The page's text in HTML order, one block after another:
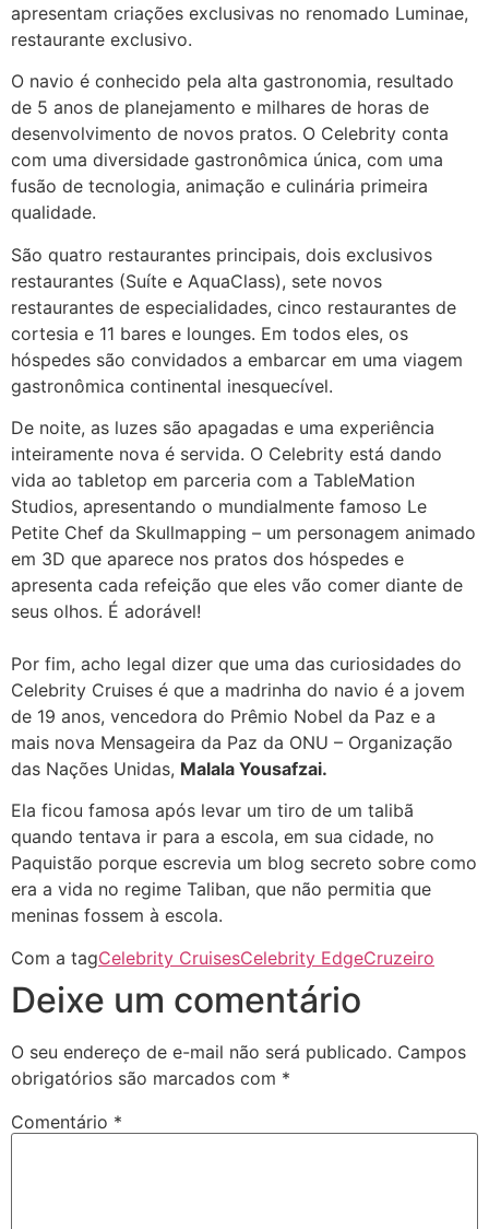
apresentam criações exclusivas no renomado Luminae,
restaurante exclusivo.
O navio é conhecido pela alta gastronomia, resultado
de 5 anos de planejamento e milhares de horas de
desenvolvimento de novos pratos. O Celebrity conta
com uma diversidade gastronômica única, com uma
fusão de tecnologia, animação e culinária primeira
qualidade.
São quatro restaurantes principais, dois exclusivos
restaurantes (Suíte e AquaClass), sete novos
restaurantes de especialidades, cinco restaurantes de
cortesia e 11 bares e lounges. Em todos eles, os
hóspedes são convidados a embarcar em uma viagem
gastronômica continental inesquecível.
De noite, as luzes são apagadas e uma experiência
inteiramente nova é servida. O Celebrity está dando
vida ao tabletop em parceria com a TableMation
Studios, apresentando o mundialmente famoso Le
Petite Chef da Skullmapping – um personagem animado
em 3D que aparece nos pratos dos hóspedes e
apresenta cada refeição que eles vão comer diante de
seus olhos. É adorável!
Por fim, acho legal dizer que uma das curiosidades do
Celebrity Cruises é que a madrinha do navio é a jovem
de 19 anos, vencedora do Prêmio Nobel da Paz e a
mais nova Mensageira da Paz da ONU – Organização
das Nações Unidas, Malala Yousafzai.
Ela ficou famosa após levar um tiro de um talibã
quando tentava ir para a escola, em sua cidade, no
Paquistão porque escrevia um blog secreto sobre como
era a vida no regime Taliban, que não permitia que
meninas fossem à escola.
Com a tagCelebrity CruisesCelebrity EdgeCruzeiro
Deixe um comentário
O seu endereço de e-mail não será publicado. Campos
obrigatórios são marcados com *
Comentário *